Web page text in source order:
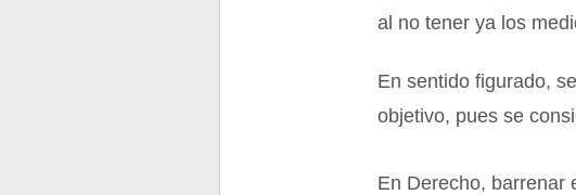
al no tener ya los
En sentido figurado,
objetivo, pues se
En Derecho, barrenar